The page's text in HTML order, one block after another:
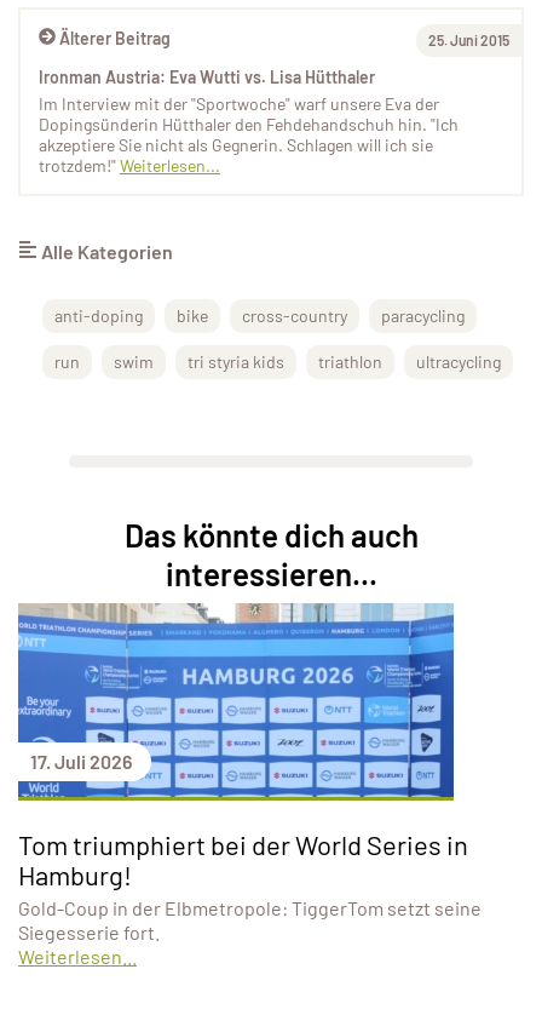
Älterer Beitrag 25. Juni 2015
Ironman Austria: Eva Wutti vs. Lisa Hütthaler
Im Interview mit der "Sportwoche" warf unsere Eva der
Dopingsünderin Hütthaler den Fehdehandschuh hin. "Ich
akzeptiere Sie nicht als Gegnerin. Schlagen will ich sie
trotzdem!"Weiterlesen...
Alle Kategorien
anti-doping bike cross-country paracycling
run swim tri styria kids triathlon ultracycling
Das könnte dich auch
interessieren...
17. Juli 2026
Tom triumphiert bei der World Series in
Hamburg!
Gold-Coup in der Elbmetropole: TiggerTom setzt seine
Siegesserie fort.
Weiterlesen...